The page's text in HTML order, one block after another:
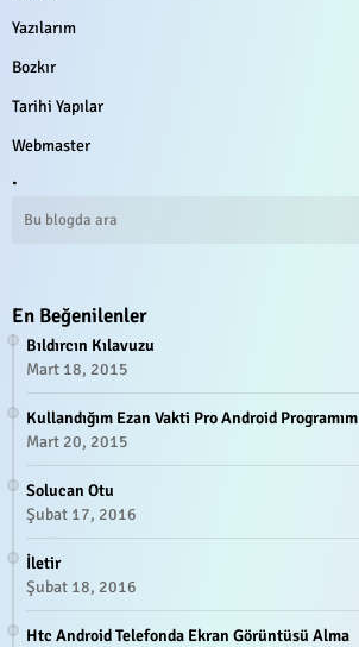
Yazılarım
Bozkır
Tarihi Yapılar
Webmaster
.
En Beğenilenler
Bıldırcın Kılavuzu
Mart 18, 2015
Kullandığım Ezan Vakti Pro Android Programım
Mart 20, 2015
Solucan Otu
Şubat 17, 2016
İletir
Şubat 18, 2016
Htc Android Telefonda Ekran Görüntüsü Alma